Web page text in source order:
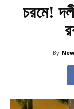
চরমে!
By